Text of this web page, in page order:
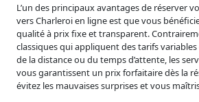
L’un des principaux avantages de réserver
vers Charleroi en ligne est que vous
qualité à prix fixe et transparent.
classiques qui appliquent des tarifs
de la distance ou du temps d’attente, les
vous garantissent un prix forfaitaire dès la
évitez les mauvaises surprises et vous